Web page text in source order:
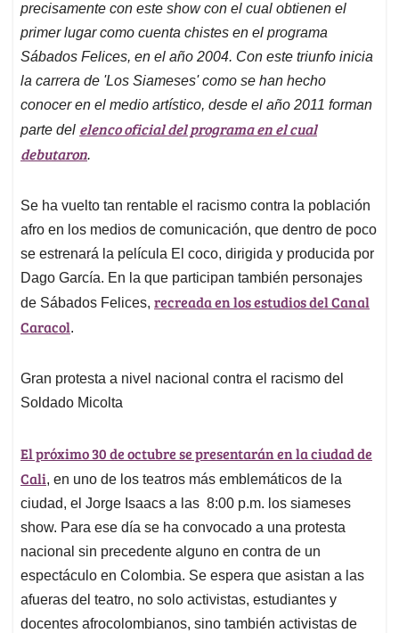
precisamente con este show con el cual obtienen el
primer lugar como cuenta chistes en el programa
Sábados Felices, en el año 2004. Con este triunfo inicia
la carrera de 'Los Siameses' como se han hecho
conocer en el medio artístico, desde el año 2011 forman
parte del elenco oficial del programa en el cual
debutaron.
Se ha vuelto tan rentable el racismo contra la población
afro en los medios de comunicación, que dentro de poco
se estrenará la película El coco, dirigida y producida por
Dago García. En la que participan también personajes
de Sábados Felices, recreada en los estudios del Canal
Caracol.
Gran protesta a nivel nacional contra el racismo del
Soldado Micolta
El próximo 30 de octubre se presentarán en la ciudad de
Cali, en uno de los teatros más emblemáticos de la
ciudad, el Jorge Isaacs a las 8:00 p.m. los siameses
show. Para ese día se ha convocado a una protesta
nacional sin precedente alguno en contra de un
espectáculo en Colombia. Se espera que asistan a las
afueras del teatro, no solo activistas, estudiantes y
docentes afrocolombianos, sino también activistas de